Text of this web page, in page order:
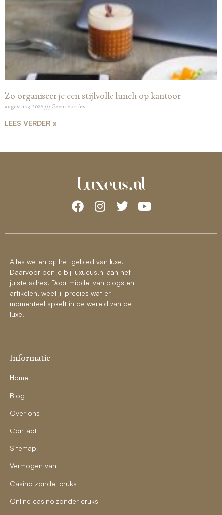
Zo organiseer je een stijlvolle lunch op kantoor
augustus 3, 2026 Geen reacties
LEES VERDER »
Alles weten op het gebied van luxe.
Daarvoor ben je bij luxueus.nl aan het
juiste adres. Door middel van blogs en
artikelen, weet jij precies wat er
momenteel speelt in de wereld van de
luxe.
Informatie
Home
Blog
Over ons
Contact
Sitemap
Vermogen van
Casino zonder cruks
Online casino zonder cruks